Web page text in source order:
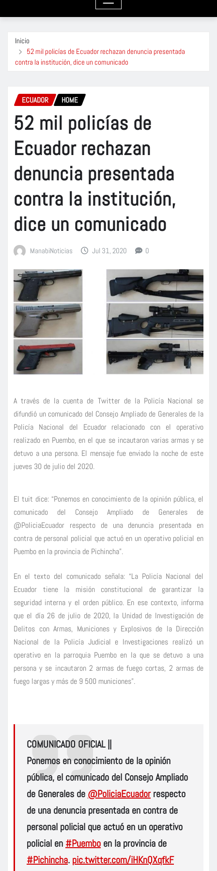
Inicio
52 mil policías de Ecuador rechazan denuncia presentada
contra la institución, dice un comunicado
ECUADOR HOME
52 mil policías de
Ecuador rechazan
denuncia presentada
contra la institución,
dice un comunicado
ManabiNoticias Jul 31, 2020 0
A través de la cuenta de Twitter de la Policía Nacional se
difundió un comunicado del Consejo Ampliado de Generales de la
Policía Nacional del Ecuador relacionado con el operativo
realizado en Puembo, en el que se incautaron varias armas y se
detuvo a una persona. El mensaje fue enviado la noche de este
jueves 30 de julio del 2020.
El tuit dice: “Ponemos en conocimiento de la opinión pública, el
comunicado del Consejo Ampliado de Generales de
@PoliciaEcuador respecto de una denuncia presentada en
contra de personal policial que actuó en un operativo policial en
Puembo en la provincia de Pichincha”.
En el texto del comunicado señala: “La Policía Nacional del
Ecuador tiene la misión constitucional de garantizar la
seguridad interna y el orden público. En ese contexto, informa
que el día 26 de julio de 2020, la Unidad de Investigación de
Delitos con Armas, Municiones y Explosivos de la Dirección
Nacional de la Policía Judicial e Investigaciones realizó un
operativo en la parroquia Puembo en la que se detuvo a una
persona y se incautaron 2 armas de fuego cortas, 2 armas de
fuego largas y más de 9 500 municiones”.
COMUNICADO OFICIAL ||
Ponemos en conocimiento de la opinión
pública, el comunicado del Consejo Ampliado
de Generales de @PoliciaEcuadorrespecto
de una denuncia presentada en contra de
personal policial que actuó en un operativo
policial en #Puembo en la provincia de
#Pichincha. pic.twitter.com/iHKnQXqfkF